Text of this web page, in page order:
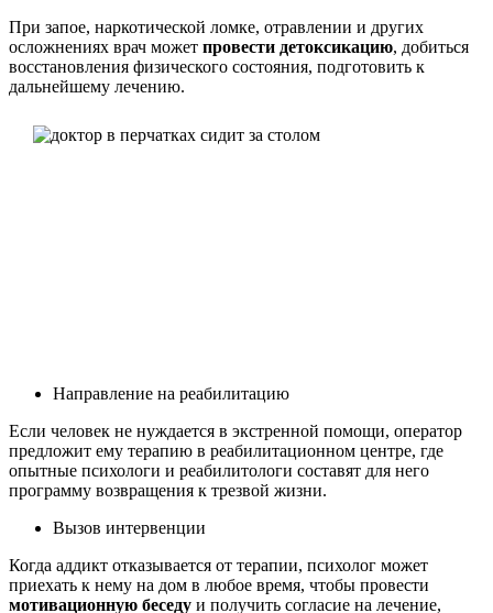
При запое, наркотической ломке, отравлении и других
осложнениях врач может провести детоксикацию, добиться
восстановления физического состояния, подготовить к
дальнейшему лечению.
Направление на реабилитацию
Если человек не нуждается в экстренной помощи, оператор
предложит ему терапию в реабилитационном центре, где
опытные психологи и реабилитологи составят для него
программу возвращения к трезвой жизни.
Вызов интервенции
Когда аддикт отказывается от терапии, психолог может
приехать к нему на дом в любое время, чтобы провести
мотивационную беседу и получить согласие на лечение,